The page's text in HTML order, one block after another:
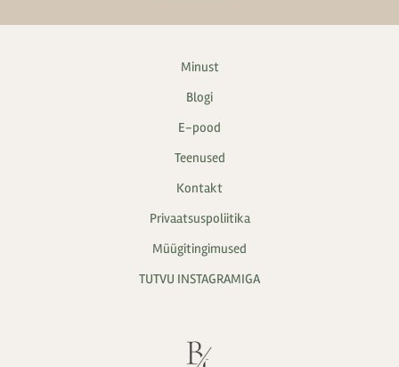
Minust
Blogi
E-pood
Teenused
Kontakt
Privaatsuspoliitika
Müügitingimused
TUTVU INSTAGRAMIGA